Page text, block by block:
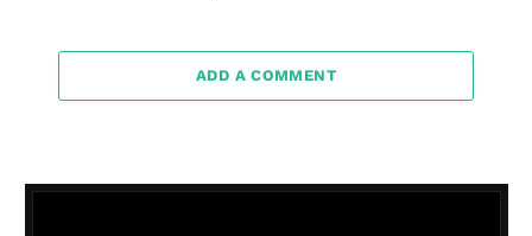
ADD A COMMENT